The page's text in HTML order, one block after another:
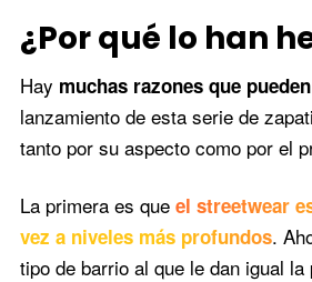
corona de esta
un precio
¿Por qué lo han
Hay muchas razones que
lanzamiento de esta serie de
tanto por su aspecto como por el
La primera es que el streetwear
vez a niveles más profundos.
tipo de barrio al que le dan igual